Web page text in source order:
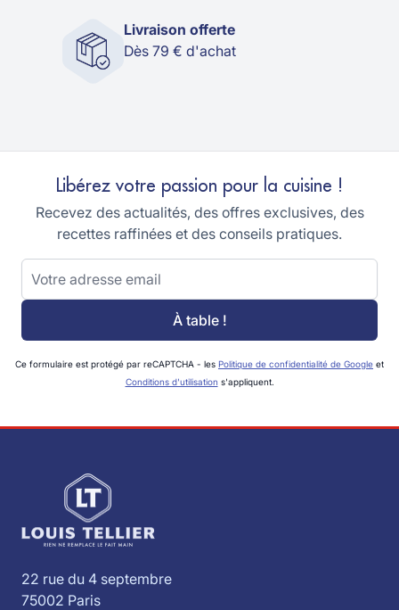
Livraison offerte
Dès 79 € d'achat
Libérez votre passion pour la cuisine !
Recevez des actualités, des offres exclusives, des
recettes raffinées et des conseils pratiques.
Adresse email
À table !
Ce formulaire est protégé par reCAPTCHA - les Politique de confidentialité de Google et
Conditions d'utilisation s'appliquent.
22 rue du 4 septembre
75002 Paris